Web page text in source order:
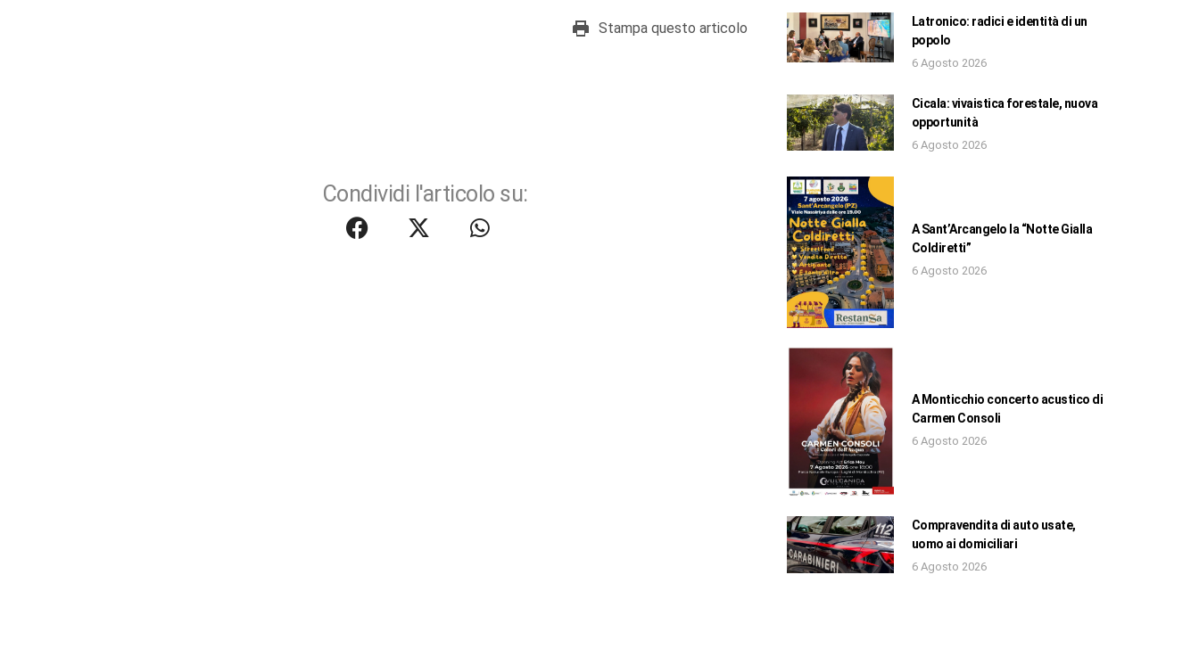
Stampa questo articolo
Condividi l'articolo su:
Latronico: radici e identità di un
popolo
6 Agosto 2026
Cicala: vivaistica forestale, nuova
opportunità
6 Agosto 2026
A Sant’Arcangelo la “Notte Gialla
Coldiretti”
6 Agosto 2026
A Monticchio concerto acustico di
Carmen Consoli
6 Agosto 2026
Compravendita di auto usate,
uomo ai domiciliari
6 Agosto 2026